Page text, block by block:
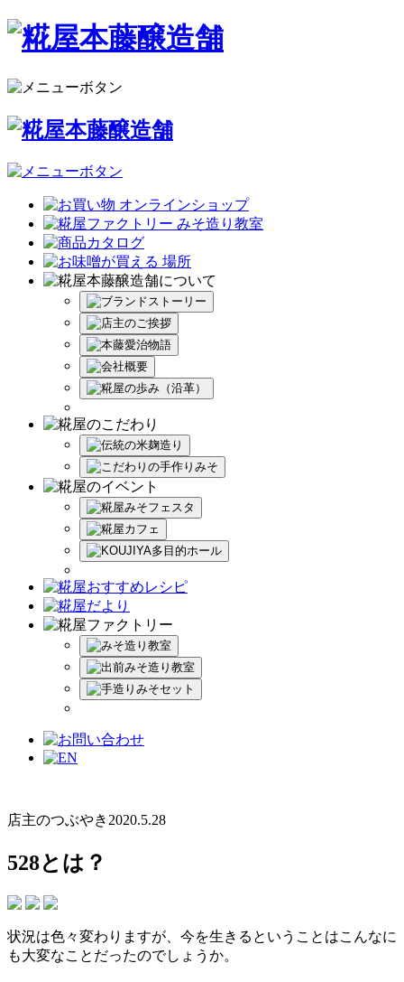
店主のつぶやき 2020.5.28
528とは？
状況は色々変わりますが、今を生きるということはこんなに
も大変なことだったのでしょうか。